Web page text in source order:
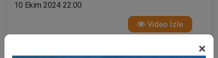
×
10 Ekim 2024 22:00
Video İzle